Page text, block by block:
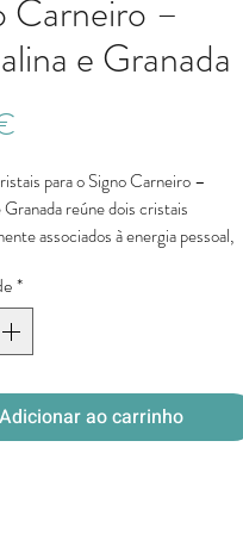
Carneiro –
e Granada
para o Signo Carneiro –
reúne dois cristais
associados à energia pessoal,
pessoas do signo Carneiro, este kit
dinâmica da Cornalina com a
da Granada, criando uma combinação
pessoal.
*
Adicionar ao carrinho